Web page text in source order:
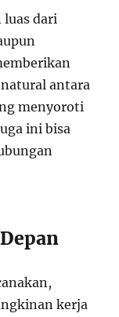
dari
antara
menyoroti
ini bisa
kerja